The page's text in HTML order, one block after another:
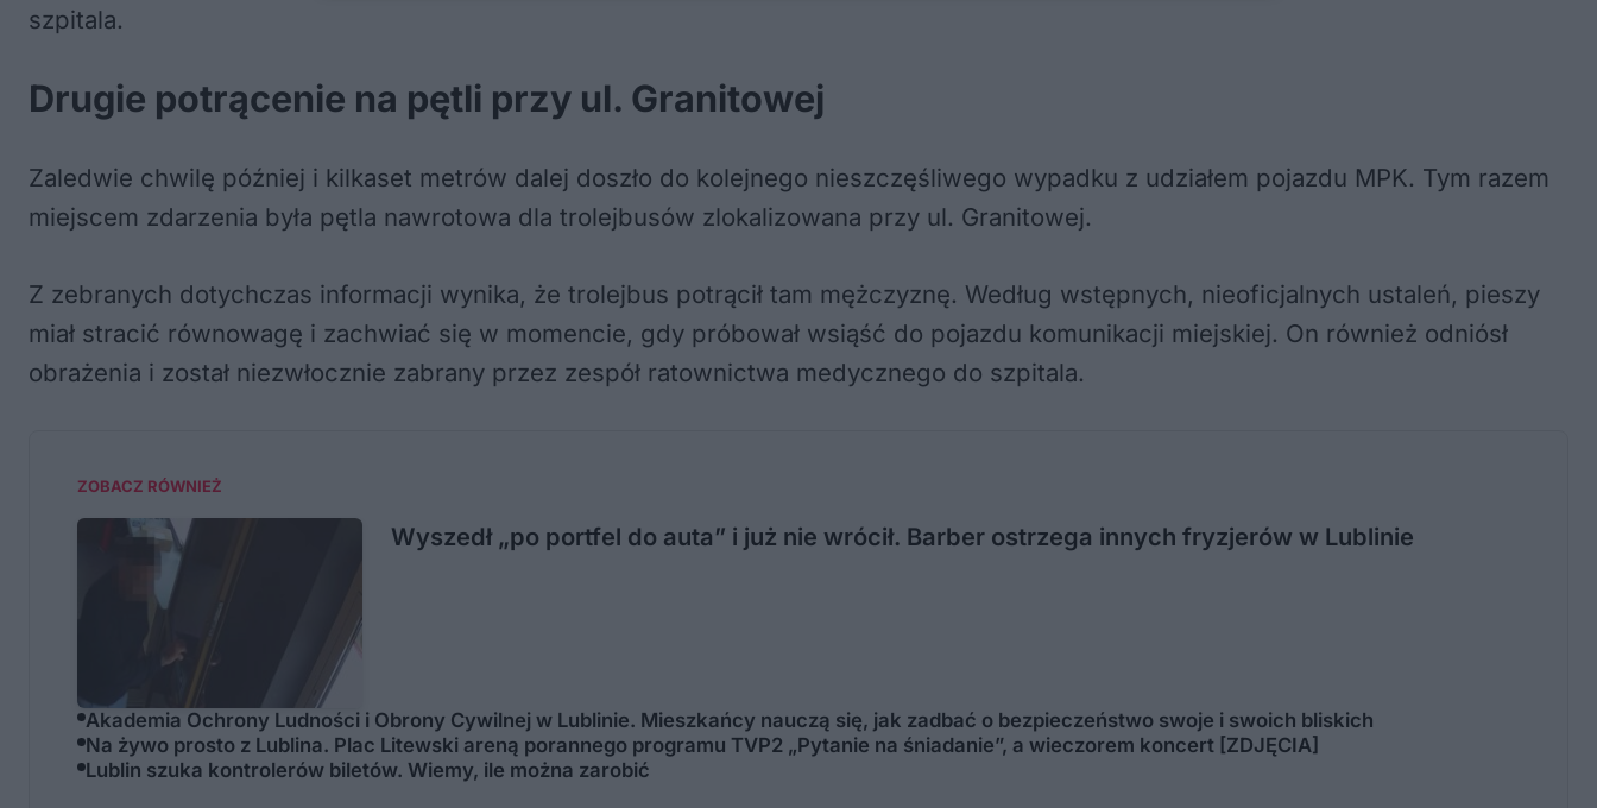
szpitala.
Drugie potrącenie na pętli przy ul. Granitowej
Zaledwie chwilę później i kilkaset metrów dalej doszło do kolejnego nieszczęśliwego wypadku z udziałem pojazdu MPK. Tym razem
miejscem zdarzenia była pętla nawrotowa dla trolejbusów zlokalizowana przy ul. Granitowej.
Z zebranych dotychczas informacji wynika, że trolejbus potrącił tam mężczyznę. Według wstępnych, nieoficjalnych ustaleń, pieszy
miał stracić równowagę i zachwiać się w momencie, gdy próbował wsiąść do pojazdu komunikacji miejskiej. On również odniósł
obrażenia i został niezwłocznie zabrany przez zespół ratownictwa medycznego do szpitala.
ZOBACZ RÓWNIEŻ
Wyszedł „po portfel do auta” i już nie wrócił. Barber ostrzega innych fryzjerów w Lublinie
Akademia Ochrony Ludności i Obrony Cywilnej w Lublinie. Mieszkańcy nauczą się, jak zadbać o bezpieczeństwo swoje i swoich bliskich
Na żywo prosto z Lublina. Plac Litewski areną porannego programu TVP2 „Pytanie na śniadanie”, a wieczorem koncert [ZDJĘCIA]
Lublin szuka kontrolerów biletów. Wiemy, ile można zarobić